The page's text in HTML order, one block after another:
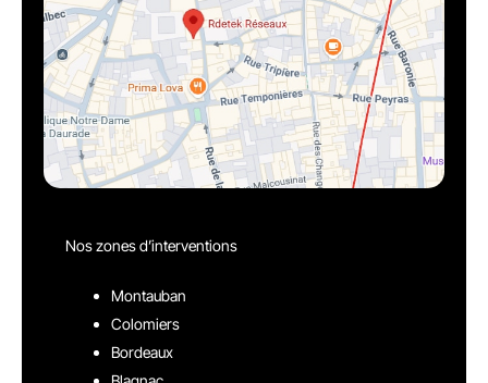
Nos zones d’interventions
Montauban
Colomiers
Bordeaux